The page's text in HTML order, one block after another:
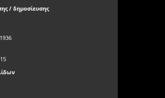
/ δημοσίευσης